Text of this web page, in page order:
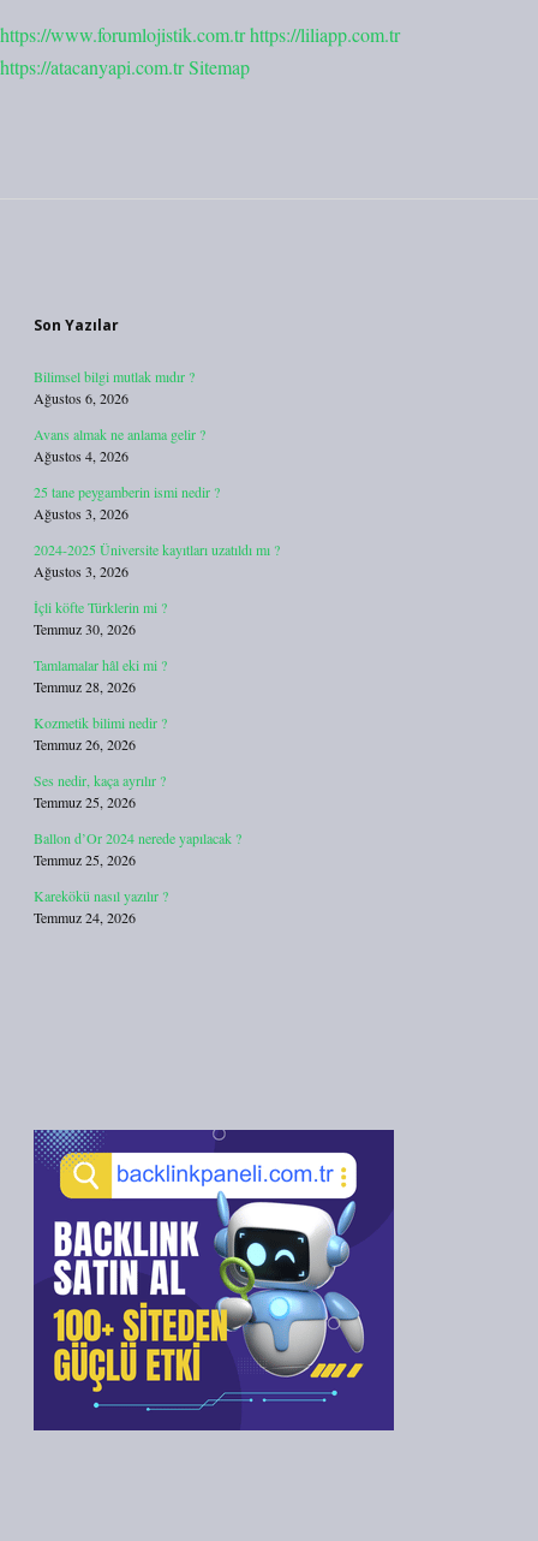
https://www.forumlojistik.com.trhttps://liliapp.com.tr
https://atacanyapi.com.trSitemap
Son Yazılar
Bilimsel bilgi mutlak mıdır ?
Ağustos 6, 2026
Avans almak ne anlama gelir ?
Ağustos 4, 2026
25 tane peygamberin ismi nedir ?
Ağustos 3, 2026
2024-2025 Üniversite kayıtları uzatıldı mı ?
Ağustos 3, 2026
İçli köfte Türklerin mi ?
Temmuz 30, 2026
Tamlamalar hâl eki mi ?
Temmuz 28, 2026
Kozmetik bilimi nedir ?
Temmuz 26, 2026
Ses nedir, kaça ayrılır ?
Temmuz 25, 2026
Ballon d’Or 2024 nerede yapılacak ?
Temmuz 25, 2026
Karekökü nasıl yazılır ?
Temmuz 24, 2026